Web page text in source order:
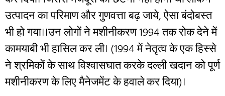
उत्पादन का परिमाण और गुणवत्ता बढ़ जाये, ऐसा बंदोबस्त
भी हो गया।।उन लोगों ने मशीनीकरण 1994 तक रोक देने में
कामयाबी भी हासिल कर ली। (1994 में नेतृत्व के एक हिस्से
ने श्रमिकों के साथ विश्वासघात करके दल्ली खदान को पूर्ण
मशीनीकरण के लिए मैनेजमेंट के हवाले कर दिया)।